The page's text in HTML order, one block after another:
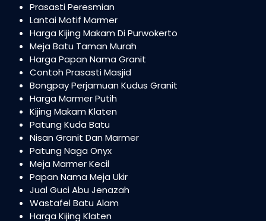
Prasasti Peresmian
Lantai Motif Marmer
Harga Kijing Makam Di Purwokerto
Meja Batu Taman Murah
Harga Papan Nama Granit
Contoh Prasasti Masjid
Bongpay Perjamuan Kudus Granit
Harga Marmer Putih
Kijing Makam Klaten
Patung Kuda Batu
Nisan Granit Dan Marmer
Patung Naga Onyx
Meja Marmer Kecil
Papan Nama Meja Ukir
Jual Guci Abu Jenazah
Wastafel Batu Alam
Harga Kijing Klaten